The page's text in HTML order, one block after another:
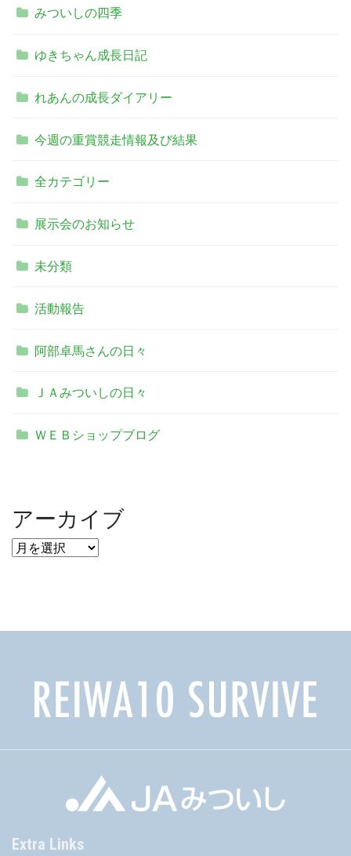
みついしの四季
ゆきちゃん成長日記
れあんの成長ダイアリー
今週の重賞競走情報及び結果
全カテゴリー
展示会のお知らせ
未分類
活動報告
阿部卓馬さんの日々
ＪＡみついしの日々
ＷＥＢショップブログ
アーカイブ
ア
Extra Links